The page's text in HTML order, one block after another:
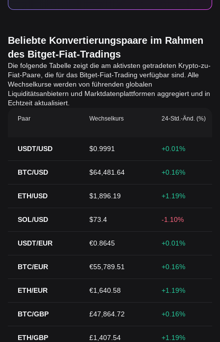
Beliebte Konvertierungspaare im Rahmen
des Bitget-Fiat-Tradings
Die folgende Tabelle zeigt die am aktivsten getradeten Krypto-zu-
Fiat-Paare, die für das Bitget-Fiat-Trading verfügbar sind. Alle
Wechselkurse werden von führenden globalen
Liquiditätsanbietern und Marktdatenplattformen aggregiert und in
Echtzeit aktualisiert.
Paar Wechselkurs 24-Std.-Änd. (%)
USDT/USD $0.9991 +0.01%
BTC/USD $64,481.64 +0.16%
ETH/USD $1,896.19 +1.19%
SOL/USD $73.4 -1.10%
USDT/EUR €0.8645 +0.01%
BTC/EUR €55,789.51 +0.16%
ETH/EUR €1,640.58 +1.19%
BTC/GBP £47,864.72 +0.16%
ETH/GBP £1,407.54 +1.19%